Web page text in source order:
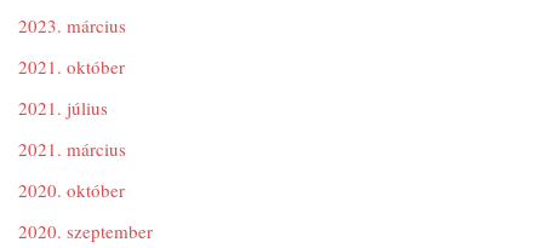
2023. március
2021. október
2021. július
2021. március
2020. október
2020. szeptember